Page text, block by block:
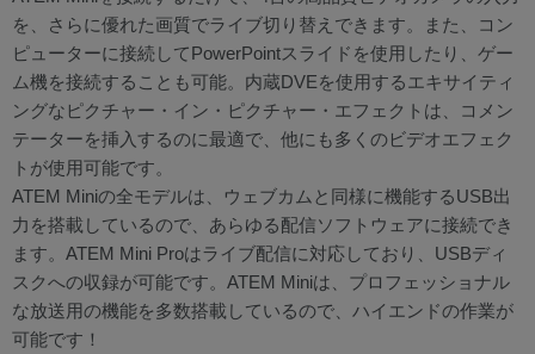
を、さらに優れた画質でライブ切り替えできます。また、コン
ピューターに接続してPowerPointスライドを使用したり、ゲー
ム機を接続することも可能。内蔵DVEを使用するエキサイティ
ングなピクチャー・イン・ピクチャー・エフェクトは、コメン
テーターを挿入するのに最適で、他にも多くのビデオエフェク
トが使用可能です。
ATEM Miniの全モデルは、ウェブカムと同様に機能するUSB出
力を搭載しているので、あらゆる配信ソフトウェアに接続でき
ます。ATEM Mini Proはライブ配信に対応しており、USBディ
スクへの収録が可能です。ATEM Miniは、プロフェッショナル
な放送用の機能を多数搭載しているので、ハイエンドの作業が
可能です！